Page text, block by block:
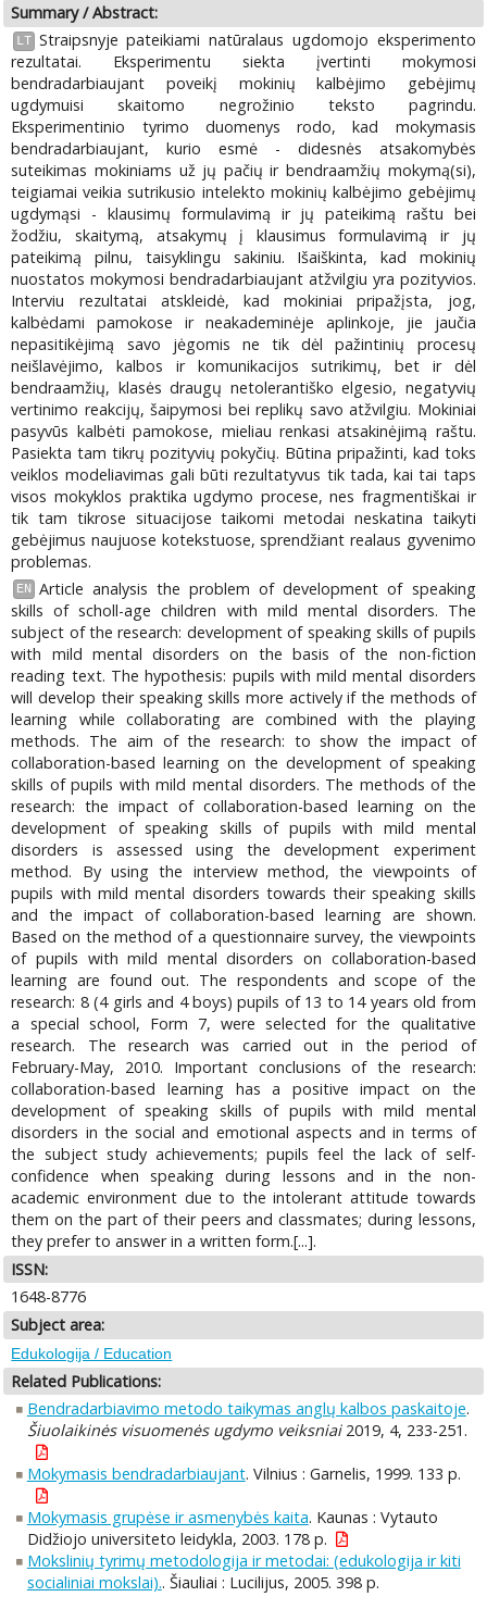
Summary / Abstract:
LT Straipsnyje pateikiami natūralaus ugdomojo eksperimento
rezultatai. Eksperimentu siekta įvertinti mokymosi
bendradarbiaujant poveikį mokinių kalbėjimo gebėjimų
ugdymuisi skaitomo negrožinio teksto pagrindu.
Eksperimentinio tyrimo duomenys rodo, kad mokymasis
bendradarbiaujant, kurio esmė - didesnės atsakomybės
suteikimas mokiniams už jų pačių ir bendraamžių mokymą(si),
teigiamai veikia sutrikusio intelekto mokinių kalbėjimo gebėjimų
ugdymąsi - klausimų formulavimą ir jų pateikimą raštu bei
žodžiu, skaitymą, atsakymų į klausimus formulavimą ir jų
pateikimą pilnu, taisyklingu sakiniu. Išaiškinta, kad mokinių
nuostatos mokymosi bendradarbiaujant atžvilgiu yra pozityvios.
Interviu rezultatai atskleidė, kad mokiniai pripažįsta, jog,
kalbėdami pamokose ir neakademinėje aplinkoje, jie jaučia
nepasitikėjimą savo jėgomis ne tik dėl pažintinių procesų
neišlavėjimo, kalbos ir komunikacijos sutrikimų, bet ir dėl
bendraamžių, klasės draugų netolerantiško elgesio, negatyvių
vertinimo reakcijų, šaipymosi bei replikų savo atžvilgiu. Mokiniai
pasyvūs kalbėti pamokose, mieliau renkasi atsakinėjimą raštu.
Pasiekta tam tikrų pozityvių pokyčių. Būtina pripažinti, kad toks
veiklos modeliavimas gali būti rezultatyvus tik tada, kai tai taps
visos mokyklos praktika ugdymo procese, nes fragmentiškai ir
tik tam tikrose situacijose taikomi metodai neskatina taikyti
gebėjimus naujuose kotekstuose, sprendžiant realaus gyvenimo
problemas.
EN
Article analysis the problem of development of speaking
skills of scholl-age children with mild mental disorders. The
subject of the research: development of speaking skills of pupils
with mild mental disorders on the basis of the non-fiction
reading text. The hypothesis: pupils with mild mental disorders
will develop their speaking skills more actively if the methods of
learning while collaborating are combined with the playing
methods. The aim of the research: to show the impact of
collaboration-based learning on the development of speaking
skills of pupils with mild mental disorders. The methods of the
research: the impact of collaboration-based learning on the
development of speaking skills of pupils with mild mental
disorders is assessed using the development experiment
method. By using the interview method, the viewpoints of
pupils with mild mental disorders towards their speaking skills
and the impact of collaboration-based learning are shown.
Based on the method of a questionnaire survey, the viewpoints
of pupils with mild mental disorders on collaboration-based
learning are found out. The respondents and scope of the
research: 8 (4 girls and 4 boys) pupils of 13 to 14 years old from
a special school, Form 7, were selected for the qualitative
research. The research was carried out in the period of
February-May, 2010. Important conclusions of the research:
collaboration-based learning has a positive impact on the
development of speaking skills of pupils with mild mental
disorders in the social and emotional aspects and in terms of
the subject study achievements; pupils feel the lack of self-
confidence when speaking during lessons and in the non-
academic environment due to the intolerant attitude towards
them on the part of their peers and classmates; during lessons,
they prefer to answer in a written form.[...].
ISSN:
1648-8776
Subject area:
Edukologija / Education
Related Publications:
Bendradarbiavimo metodo taikymas anglų kalbos paskaitoje.
Šiuolaikinės visuomenės ugdymo veiksniai2019, 4, 233-251.
Mokymasis bendradarbiaujant. Vilnius : Garnelis, 1999. 133 p.
Mokymasis grupėse ir asmenybės kaita. Kaunas : Vytauto
Didžiojo universiteto leidykla, 2003. 178 p.
Mokslinių tyrimų metodologija ir metodai: (edukologija ir kiti
socialiniai mokslai).. Šiauliai : Lucilijus, 2005. 398 p.